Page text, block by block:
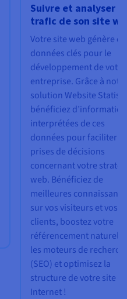
Suivre et analyser le
trafic de son site
Votre site web génère
données clés pour le
développement de votre
entreprise. Grâce à notre
solution Website
bénéficiez
interprétées de ces
données pour faciliter
prises de décisions
concernant votre
web. Bénéficiez de
meilleures
sur vos visiteurs et vos
clients, boostez votre
référencement naturel
les moteurs de
(SEO) et optimisez la
structure de votre site
Internet !